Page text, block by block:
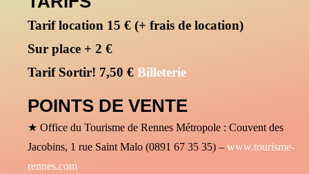
Tarif location 15 € (+ frais de location)
Sur place + 2 €
Tarif Sortir! 7,50 € Billeterie
POINTS DE VENTE
★ Office du Tourisme de Rennes Métropole : Couvent des
Jacobins, 1 rue Saint Malo (0891 67 35 35) – www.tourisme-
rennes.com